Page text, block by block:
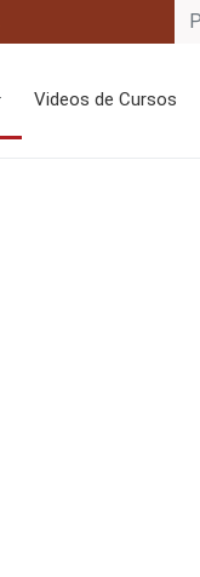
Videos de Cursos